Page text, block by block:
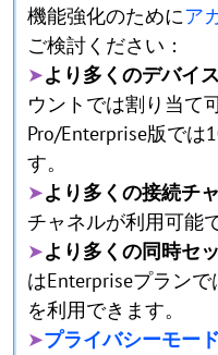
機能強化のためにア
ご検討ください：
➤より多くのデバイ
ウントでは割り当て
Pro/Enterprise版では
す。
➤より多くの接続チ
チャネルが利用可能
➤より多くの同時セ
はEnterpriseプラン
を利用できます。
➤プライバシーモード